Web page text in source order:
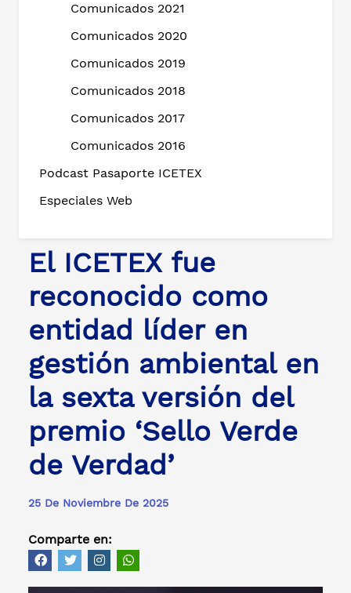
Comunicados 2021
Comunicados 2020
Comunicados 2019
Comunicados 2018
Comunicados 2017
Comunicados 2016
Podcast Pasaporte ICETEX
Especiales Web
El ICETEX fue
reconocido como
entidad líder en
gestión ambiental en
la sexta versión del
premio ‘Sello Verde
de Verdad’
25 De Noviembre De 2025
Comparte en: